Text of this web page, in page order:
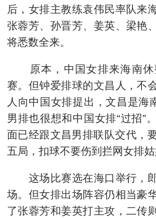
后，女排主教练袁伟民率队来
张蓉芳、孙晋芳、姜英、梁艳
将悉数全来。
原本，中国女排来海南休
赛。但钟爱排球的文昌人，不
人向中国女排提出，文昌是海
男排也很想和中国女排“过招”
面已经跟文昌男排联队交代，
五局，扣球不要伤到拦网女排
这场比赛选在海口举行，郎
场。但女排出场阵容仍相当豪
了张蓉芳和姜英打主攻，二传